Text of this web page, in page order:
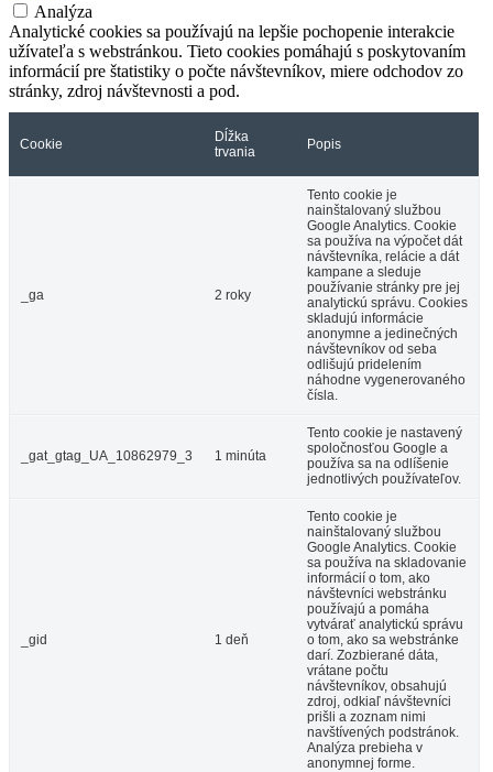
Analýza
Analytické cookies sa používajú na lepšie pochopenie interakcie
užívateľa s webstránkou. Tieto cookies pomáhajú s poskytovaním
informácií pre štatistiky o počte návštevníkov, miere odchodov zo
stránky, zdroj návštevnosti a pod.
Cookie
Dĺžka
trvania
Popis
_ga 2 roky
Tento cookie je
nainštalovaný službou
Google Analytics. Cookie
sa používa na výpočet dát
návštevníka, relácie a dát
kampane a sleduje
používanie stránky pre jej
analytickú správu. Cookies
skladujú informácie
anonymne a jedinečných
návštevníkov od seba
odlišujú pridelením
náhodne vygenerovaného
čísla.
_gat_gtag_UA_10862979_3 1 minúta
Tento cookie je nastavený
spoločnosťou Google a
používa sa na odlíšenie
jednotlivých používateľov.
_gid 1 deň
Tento cookie je
nainštalovaný službou
Google Analytics. Cookie
sa používa na skladovanie
informácií o tom, ako
návštevníci webstránku
používajú a pomáha
vytvárať analytickú správu
o tom, ako sa webstránke
darí. Zozbierané dáta,
vrátane počtu
návštevníkov, obsahujú
zdroj, odkiaľ návštevníci
prišli a zoznam nimi
navštívených podstránok.
Analýza prebieha v
anonymnej forme.